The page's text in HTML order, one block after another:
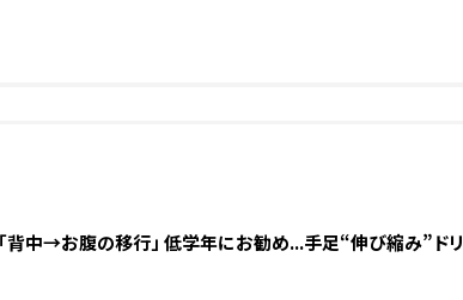
背中→お腹の移行」 低学年にお勧め...手足“伸び縮み”ドリ